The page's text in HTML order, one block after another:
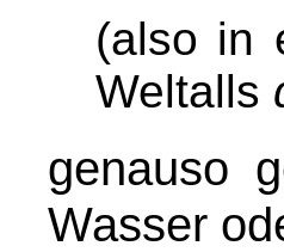
(also in
Weltalls
genauso
Wasser